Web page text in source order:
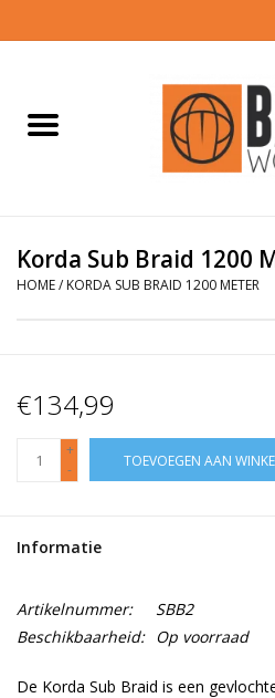
Boilies & Additieven
Pellets
Naturals
Range
Cadeaubon
Korda Sub Braid 1200
HOME/ KORDA SUB BRAID 1200 METER
€134,99
+
-
TOEVOEGEN AAN
Informatie
Artikelnummer:
SBB2
Beschikbaarheid: Op voorraad
De Korda Sub Braid is een